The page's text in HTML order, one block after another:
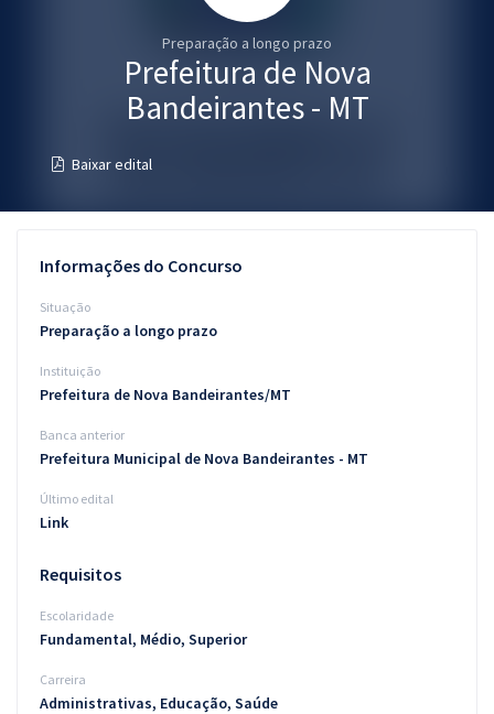
Questões grátis
Conteúdo gratuito
Aprovados
Atendimento
Preparação a longo prazo
Prefeitura de Nova
Bandeirantes - MT
Baixar edital
Informações do Concurso
Situação
Preparação a longo prazo
Instituição
Prefeitura de Nova Bandeirantes/MT
Banca anterior
Prefeitura Municipal de Nova Bandeirantes - MT
Último edital
Link
Requisitos
Escolaridade
Fundamental, Médio, Superior
Carreira
Administrativas, Educação, Saúde